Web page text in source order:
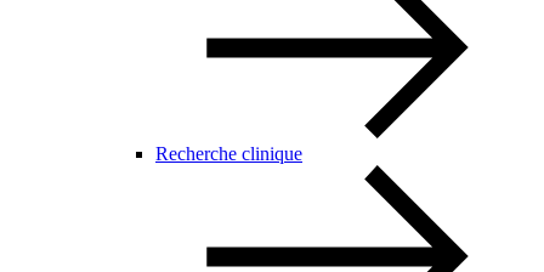
Recherche clinique